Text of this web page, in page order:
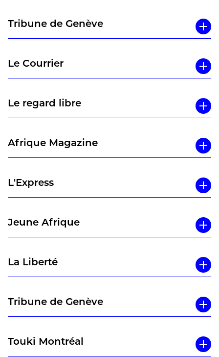
Tribune de Genève
Le Courrier
Le regard libre
Afrique Magazine
L'Express
Jeune Afrique
La Liberté
Tribune de Genève
Touki Montréal